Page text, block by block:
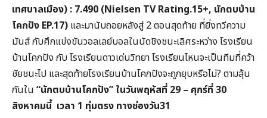
เทศบาลเมือง) : 7.490 (Nielsen TV Rating.15+, นักตบบ้าน
โคกปัง EP.17) และมานับถอยหลังสู่ 2 ตอนสุดท้าย ที่ยิ่งทวีความ
มันส์ กับศึกแข่งขันวอลเลย์บอลในนัดชิงชนะเลิศระหว่าง โรงเรียน
บ้านโคกปัง กับ โรงเรียนดาวเด่นวิทยา โรงเรียนไหนจะเป็นทีมที่คว้า
ชัยชนะไป และสุดท้ายโรงเรียนบ้านโคกปังจะถูกยุบหรือไม่? ตามลุ้น
กันใน “นักตบบ้านโคกปัง” ในวันพฤหัสที่ 29 – ศุกร์ที่30
สิงหาคมนี้ เวลา 1 ทุ่มตรง ทางช่องวัน31